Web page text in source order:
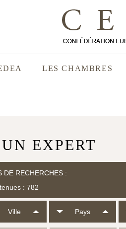
LES CHAMBRES
EXPERT
DE RECHERCHES :
: 782
Ville Pays